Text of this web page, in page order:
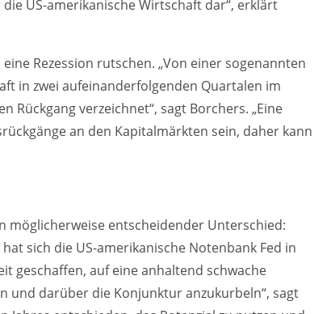
US-amerikanische Wirtschaft dar“, erklärt
Rezession rutschen. „Von einer sogenannten
in zwei aufeinanderfolgenden Quartalen im
verzeichnet“, sagt Borchers. „Eine
an den Kapitalmärkten sein, daher kann
möglicherweise entscheidender Unterschied:
sich die US-amerikanische Notenbank Fed in
geschaffen, auf eine anhaltend schwache
und darüber die Konjunktur anzukurbeln“, sagt